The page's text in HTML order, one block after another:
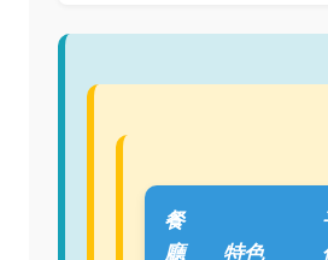
餐
廳
特色